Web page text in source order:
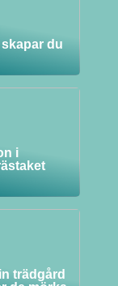
du
i
trädgård